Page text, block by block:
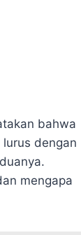
bahwa
dengan
mengapa